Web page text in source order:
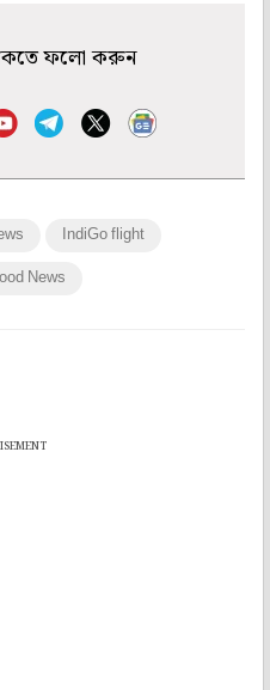
ফলো করুন
IndiGo flight
News